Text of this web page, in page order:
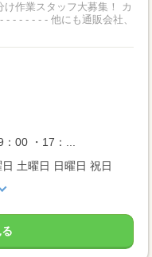
00 ・17：...
土曜日 日曜日 祝日